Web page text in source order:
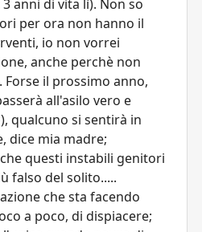
anni di vita lì). Non so
per ora non hanno il
io non vorrei
anche perchè non
Forse il prossimo anno,
all'asilo vero e
qualcuno si sentirà in
dice mia madre;
questi instabili genitori
falso del solito.....
che sta facendo
a poco, di dispiacere;